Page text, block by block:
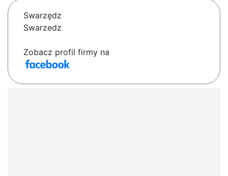
Swarzędz
Swarzedz
Zobacz profil firmy na